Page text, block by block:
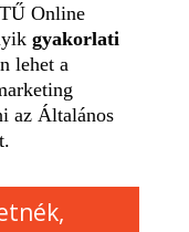
Online
gyakorlati
lehet a
az Általános